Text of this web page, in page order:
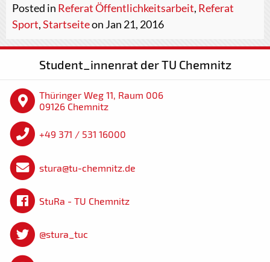
Posted in Referat Öffentlichkeitsarbeit, Referat
Sport,Startseiteon Jan 21, 2016
Student_innenrat der TU Chemnitz
Thüringer Weg 11, Raum 006
09126 Chemnitz
+49 371 / 531 16000
stura@tu-chemnitz.de
StuRa - TU Chemnitz
@stura_tuc